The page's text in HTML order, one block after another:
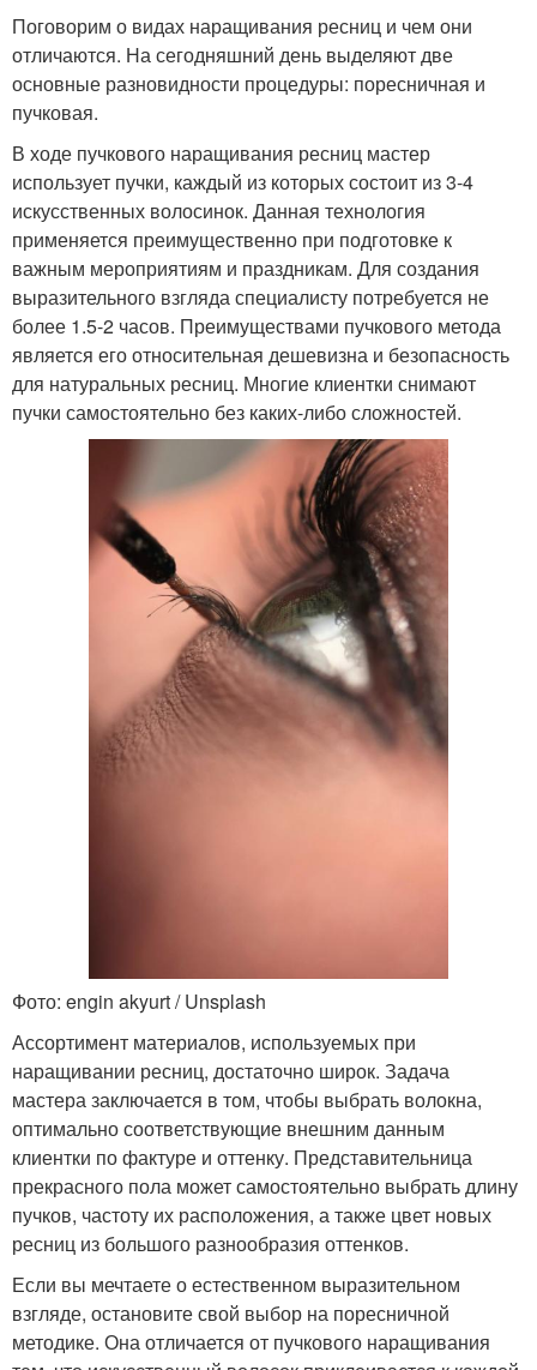
Поговорим о видах наращивания ресниц и чем они
отличаются. На сегодняшний день выделяют две
основные разновидности процедуры: поресничная и
пучковая.
В ходе пучкового наращивания ресниц мастер
использует пучки, каждый из которых состоит из 3-4
искусственных волосинок. Данная технология
применяется преимущественно при подготовке к
важным мероприятиям и праздникам. Для создания
выразительного взгляда специалисту потребуется не
более 1.5-2 часов. Преимуществами пучкового метода
является его относительная дешевизна и безопасность
для натуральных ресниц. Многие клиентки снимают
пучки самостоятельно без каких-либо сложностей.
Фото: engin akyurt / Unsplash
Ассортимент материалов, используемых при
наращивании ресниц, достаточно широк. Задача
мастера заключается в том, чтобы выбрать волокна,
оптимально соответствующие внешним данным
клиентки по фактуре и оттенку. Представительница
прекрасного пола может самостоятельно выбрать длину
пучков, частоту их расположения, а также цвет новых
ресниц из большого разнообразия оттенков.
Если вы мечтаете о естественном выразительном
взгляде, остановите свой выбор на поресничной
методике. Она отличается от пучкового наращивания